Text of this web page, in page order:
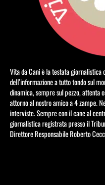
Vita da Cani è la testata
dell’informazione a tutto tondo sul
dinamica, sempre sul pezzo, attenta
attorno al nostro amico a 4 zampe.
interviste. Sempre con il cane al
giornalistica registrata presso il
Direttore Responsabile Roberto